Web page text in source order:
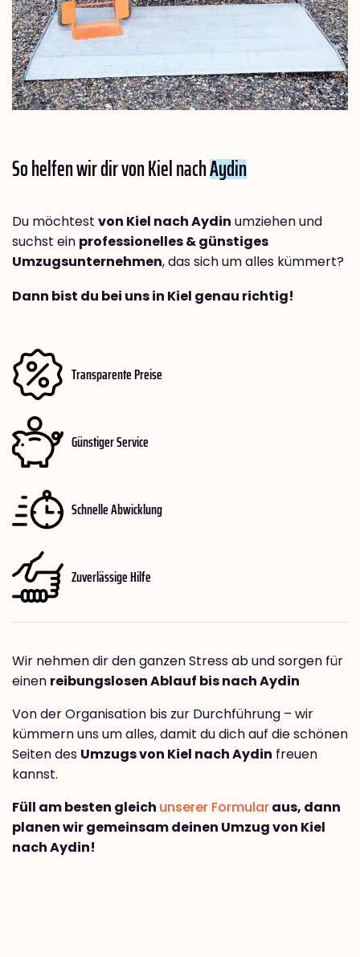
So helfen wir dir von Kiel nachAydin
Du möchtest von Kiel nach Aydin umziehen und
suchst ein professionelles & günstiges
Umzugsunternehmen, das sich um alles kümmert?
Dann bist du bei uns in Kiel genau richtig!
Transparente Preise
Günstiger Service
Schnelle Abwicklung
Zuverlässige Hilfe
Wir nehmen dir den ganzen Stress ab und sorgen für
einen reibungslosen Ablauf bis nach Aydin
Von der Organisation bis zur Durchführung – wir
kümmern uns um alles, damit du dich auf die schönen
Seiten des Umzugs von Kiel nach Aydin freuen
kannst.
Füll am besten gleich unserer Formularaus, dann
planen wir gemeinsam deinen Umzug von Kiel
nach Aydin!